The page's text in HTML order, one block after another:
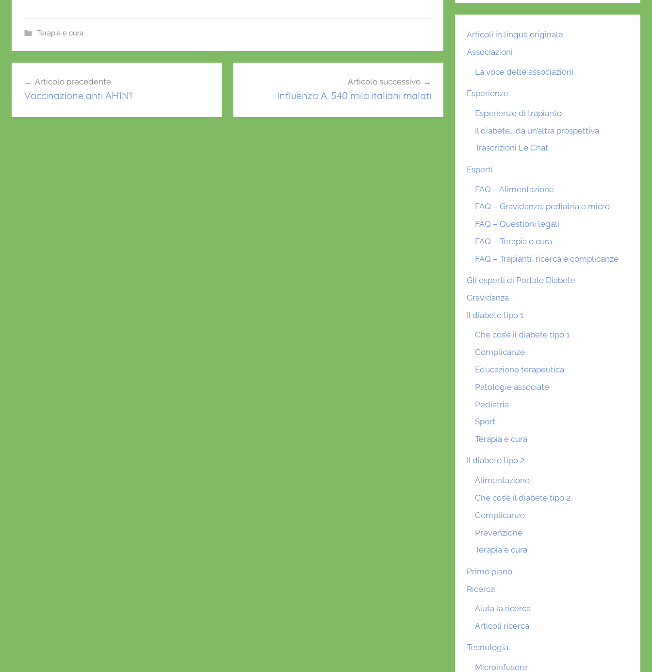
e
b
o
o
k
er l
A
p
p
st
Terapia e cura
articoli
Articolo precedente
Vaccinazione anti AH1N1
Articolo successivo
Influenza A, 540 mila italiani malati
Articoli in lingua originale
Associazioni
La voce delle associazioni
Esperienze
Esperienze di trapianto
Il diabete… da un’altra prospettiva
Trascrizioni Le Chat
Esperti
FAQ – Alimentazione
FAQ – Gravidanza, pediatria e micro
FAQ – Questioni legali
FAQ – Terapia e cura
FAQ – Trapianti, ricerca e complicanze
Gli esperti di Portale Diabete
Gravidanza
Il diabete tipo 1
Che cos’è il diabete tipo 1
Complicanze
Educazione terapeutica
Patologie associate
Pediatria
Sport
Terapia e cura
Il diabete tipo 2
Alimentazione
Che cos’è il diabete tipo 2
Complicanze
Prevenzione
Terapia e cura
Primo piano
Ricerca
Aiuta la ricerca
Articoli ricerca
Tecnologia
Microinfusore